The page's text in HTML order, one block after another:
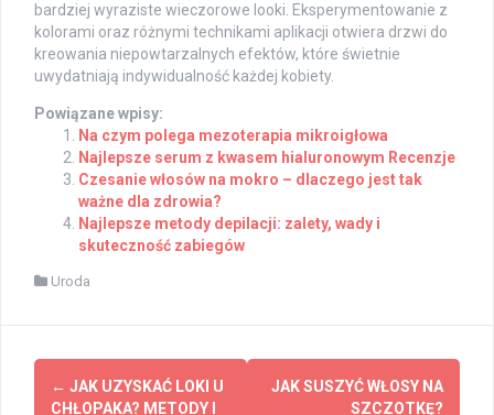
bardziej wyraziste wieczorowe looki. Eksperymentowanie z
kolorami oraz różnymi technikami aplikacji otwiera drzwi do
kreowania niepowtarzalnych efektów, które świetnie
uwydatniają indywidualność każdej kobiety.
Powiązane wpisy:
Na czym polega mezoterapia mikroigłowa
Najlepsze serum z kwasem hialuronowym Recenzje
Czesanie włosów na mokro – dlaczego jest tak
ważne dla zdrowia?
Najlepsze metody depilacji: zalety, wady i
skuteczność zabiegów
Uroda
Post
← JAK UZYSKAĆ LOKI U
CHŁOPAKA? METODY I
JAK SUSZYĆ WŁOSY NA
SZCZOTKĘ?